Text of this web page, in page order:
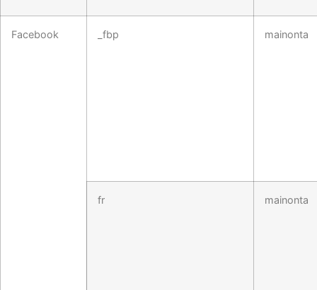
Facebook _fbp mainonta
fr mainonta